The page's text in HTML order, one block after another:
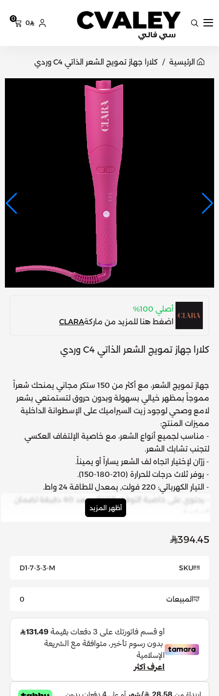
سي فالي
0
0
الرئيسية كلارا جهاز تمويج الشعر الذاتي C4 وردي
أصلي 100%
اضغط هنا للمزيد من ماركةCLARA
كلارا جهاز تمويج الشعر الذاتي C4 وردي
جهاز تمويج الشعر، مع أكثر من 150 ستكر مجاني يمنحك شعراً
مموجاً بمظهر خيالي بسهولة وبدون حروق لتستمتعي بشعر
لامع وصحي لوجود زيت السيراميك على الإسطوانة الداخلية
مميزات المنتج:
- مناسب لجميع أنواع الشعر، مع خاصية الإلتفاف العكسي
لتجنب تشابك الشعر.
- زرّان لإختيار اتجاه لف الشعر يساراً أو يميناً.
- يوفر ثلاث درجات للحرارة (210-180-150).
- التيار الكهربائي: 220 فولت, بمعدل للطاقة 24 واط.
- يحتوي على خاصية التوقف التلقائي بعد 60 دقيقة لضمان
- يأتي مع الجهاز شنطة حماية.
1 - قسمي شعرك لخصل، استخدمي الجهاز على شعر نظيف و
3 - استخدمي من الأزرار الجهة المناسبة للف الشعر بالجانب
4 - انتظري حتى سماع صوت النغمة للحصول على نتيجة
5 - اتركي الشعر ليبرد قبل التمشيط والتصفيف للحصول على
استمتعي بشعر مموج بتجربة رائعة، سهلة و نتيجة خالية من
أظهر المزيد
394.45
SKU
D1-7-3-3-M
المبيعات 0